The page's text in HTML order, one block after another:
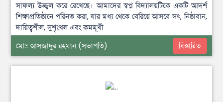
সাফল্য উজ্জ্বল করে রেখেছে। আমাদের স্বপ্ন বিদ্যালয়টিকে একটি আদর্শ‎
শিক্ষাপ্রতিষ্ঠানে ‎পরিনত করা, যার মধ্য থেকে বেরিয়ে আসবে সৎ, নিষ্ঠাবান,
দায়িত্বশীল, সুশৃংখল এবং কমমূখী
মোঃ আসজাদুর রহমান (সভাপতি) বিস্তারিত